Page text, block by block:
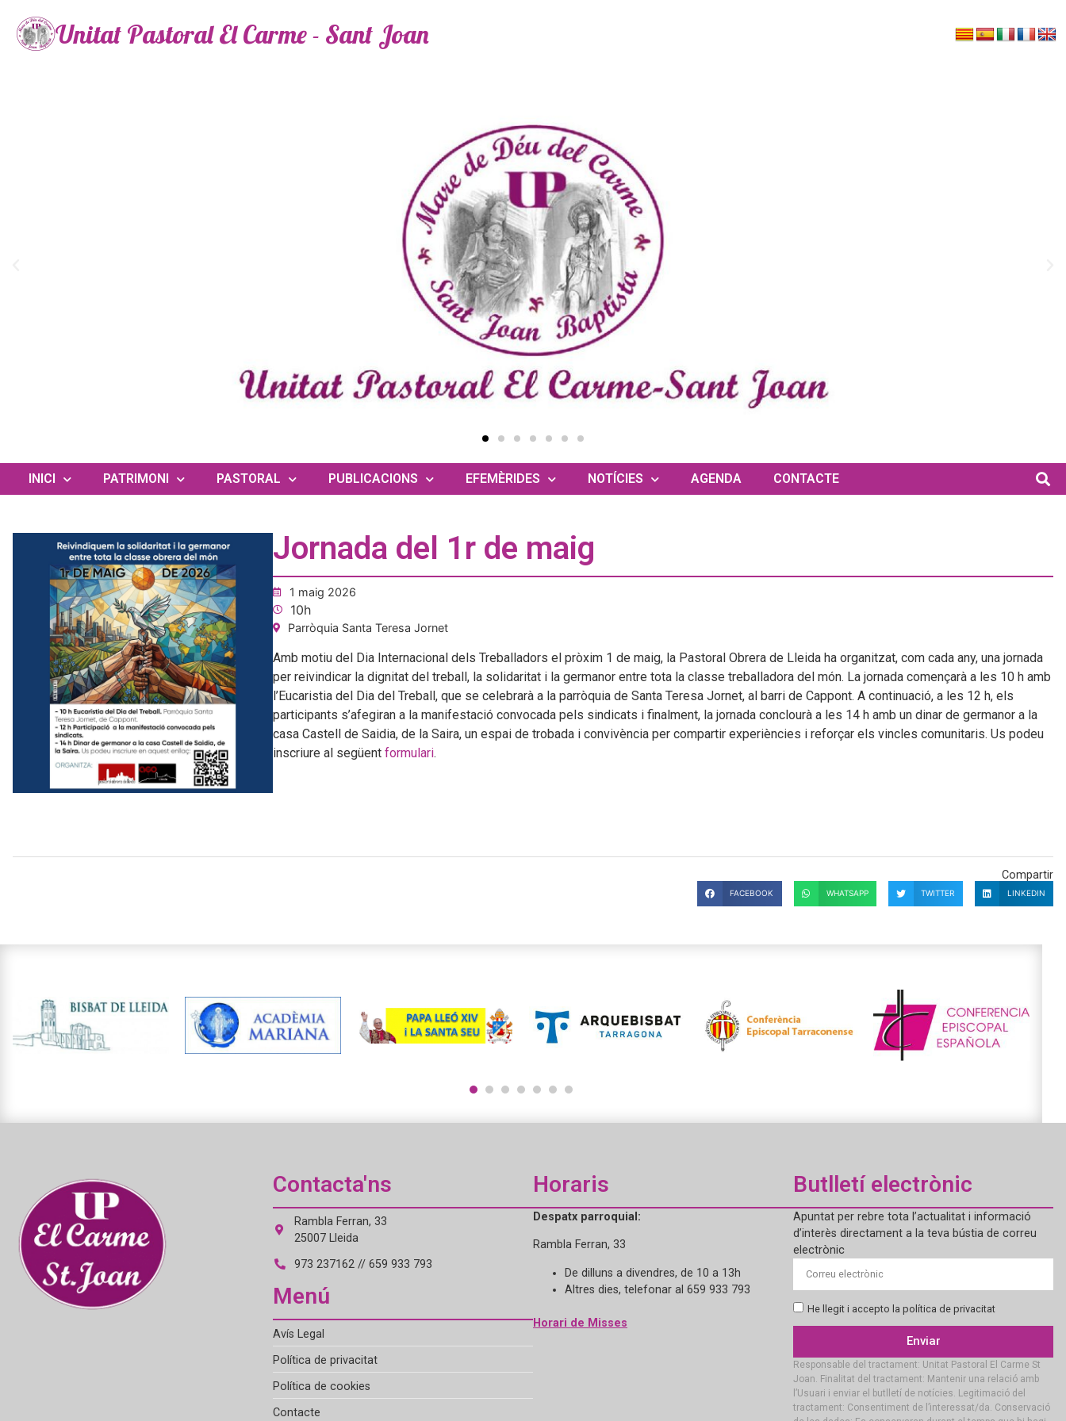
Unitat Pastoral El Carme - Sant Joan
INICI PATRIMONI PASTORAL PUBLICACIONS EFEMÈRIDES NOTÍCIES AGENDA CONTACTE
Jornada del 1r de maig
1 maig 2026
10h
Parròquia Santa Teresa Jornet
Amb motiu del Dia Internacional dels Treballadors el pròxim 1 de maig, la Pastoral Obrera de Lleida ha organitzat, com cada any, una jornada
per reivindicar la dignitat del treball, la solidaritat i la germanor entre tota la classe treballadora del món. La jornada començarà a les 10 h amb
l’Eucaristia del Dia del Treball, que se celebrarà a la parròquia de Santa Teresa Jornet, al barri de Cappont. A continuació, a les 12 h, els
participants s’afegiran a la manifestació convocada pels sindicats i finalment, la jornada conclourà a les 14 h amb un dinar de germanor a la
casa Castell de Saidia, de la Saira, un espai de trobada i convivència per compartir experiències i reforçar els vincles comunitaris. Us podeu
inscriure al següent formulari.
Compartir
FACEBOOK WHATSAPP TWITTER LINKEDIN
Contacta'ns
Rambla Ferran, 33
25007 Lleida
973 237162 // 659 933 793
Menú
Avís Legal
Política de privacitat
Política de cookies
Contacte
Horaris
Despatx parroquial:
Rambla Ferran, 33
De dilluns a divendres, de 10 a 13h
Altres dies, telefonar al 659 933 793
Horari de Misses
Butlletí electrònic
Apuntat per rebre tota l’actualitat i informació
d’interès directament a la teva bústia de correu
electrònic
He llegit i accepto la política de privacitat
Enviar
Responsable del tractament: Unitat Pastoral El Carme St
Joan. Finalitat del tractament: Mantenir una relació amb
l’Usuari i enviar el butlletí de notícies. Legitimació del
tractament: Consentiment de l’interessat/da. Conservació